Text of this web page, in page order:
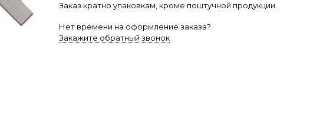
Заказ кратно упаковкам, кроме поштучной продукции.
Нет времени на оформление заказа?
Закажите обратный звонок